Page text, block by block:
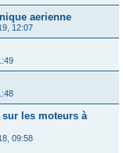
aerienne
12:07
les moteurs à
09:58